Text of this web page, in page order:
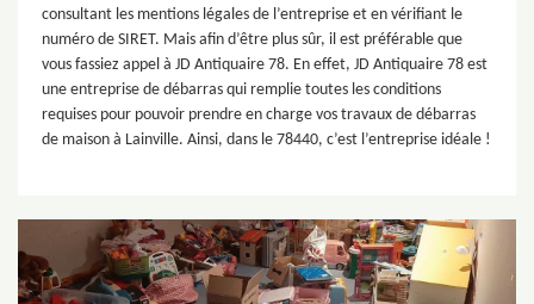
consultant les mentions légales de l’entreprise et en vérifiant le
numéro de SIRET. Mais afin d’être plus sûr, il est préférable que
vous fassiez appel à JD Antiquaire 78. En effet, JD Antiquaire 78 est
une entreprise de débarras qui remplie toutes les conditions
requises pour pouvoir prendre en charge vos travaux de débarras
de maison à Lainville. Ainsi, dans le 78440, c’est l’entreprise idéale !